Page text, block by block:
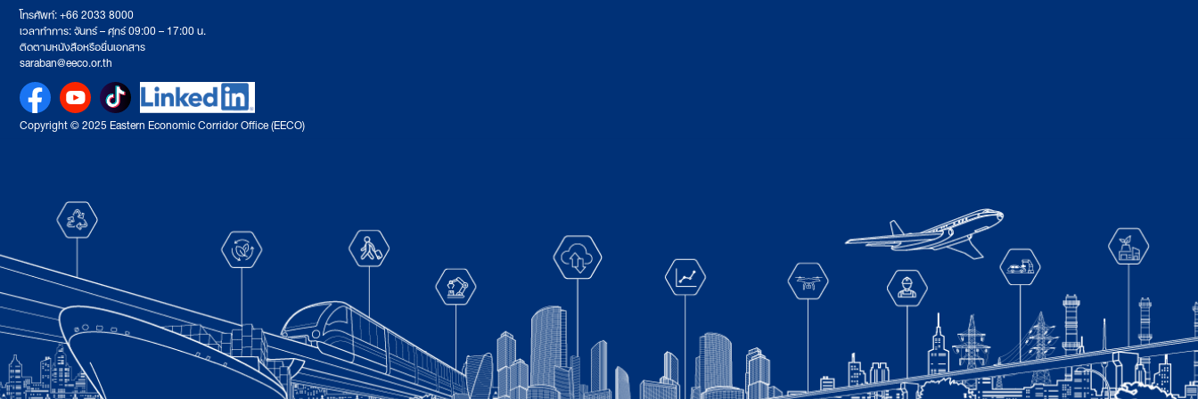
โทรศัพท์: +66 2033 8000
เวลาทำการ: จันทร์ – ศุกร์ 09:00 – 17:00 น.
ติดตามหนังสือหรือยื่นเอกสาร
saraban@eeco.or.th
Copyright © 2025 Eastern Economic Corridor Office (EECO)